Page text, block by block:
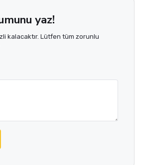
yaz!
kalacaktır. Lütfen tüm zorunlu